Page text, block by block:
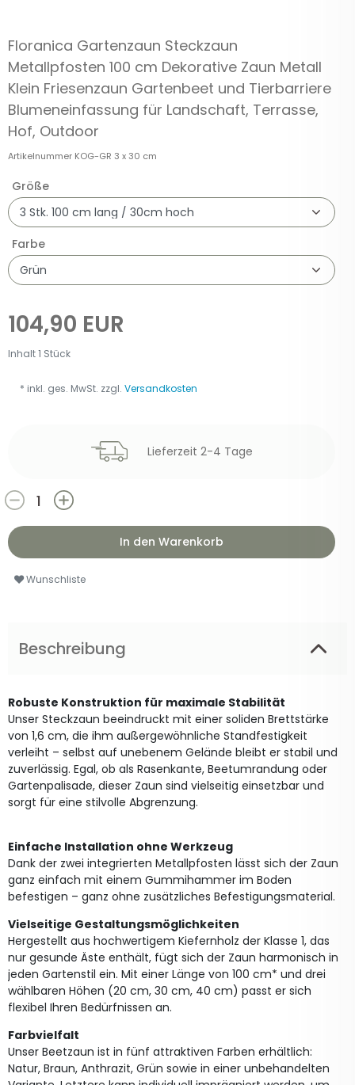
Floranica Gartenzaun Steckzaun
Metallpfosten 100 cm Dekorative Zaun Metall
Klein Friesenzaun Gartenbeet und Tierbarriere
Blumeneinfassung für Landschaft, Terrasse,
Hof, Outdoor
Artikelnummer KOG-GR 3 x 30 cm
Größe
Farbe
104,90 EUR
Inhalt1 Stück
Lieferzeit 2-4 Tage
In den Warenkorb
Wunschliste
* inkl. ges. MwSt. zzgl. Versandkosten
Beschreibung
Robuste Konstruktion für maximale Stabilität
Unser Steckzaun beeindruckt mit einer soliden Brettstärke
von 1,6 cm, die ihm außergewöhnliche Standfestigkeit
verleiht – selbst auf unebenem Gelände bleibt er stabil und
zuverlässig. Egal, ob als Rasenkante, Beetumrandung oder
Gartenpalisade, dieser Zaun sind vielseitig einsetzbar und
sorgt für eine stilvolle Abgrenzung.
Einfache Installation ohne Werkzeug
Dank der zwei integrierten Metallpfosten lässt sich der Zaun
ganz einfach mit einem Gummihammer im Boden
befestigen – ganz ohne zusätzliches Befestigungsmaterial.
Vielseitige Gestaltungsmöglichkeiten
Hergestellt aus hochwertigem Kiefernholz der Klasse 1, das
nur gesunde Äste enthält, fügt sich der Zaun harmonisch in
jeden Gartenstil ein. Mit einer Länge von 100 cm* und drei
wählbaren Höhen (20 cm, 30 cm, 40 cm) passt er sich
flexibel Ihren Bedürfnissen an.
Farbvielfalt
Unser Beetzaun ist in fünf attraktiven Farben erhältlich:
Natur, Braun, Anthrazit, Grün sowie in einer unbehandelten